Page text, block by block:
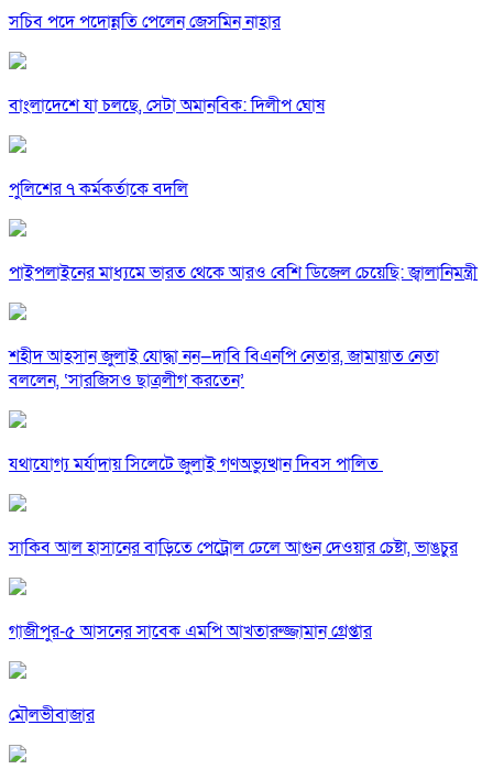
সচিব পদে পদোন্নতি পেলেন জেসমিন নাহার
বাংলাদেশে যা চলছে, সেটা অমানবিক: দিলীপ ঘোষ
পুলিশের ৭ কর্মকর্তাকে বদলি
পাইপলাইনের মাধ্যমে ভারত থেকে আরও বেশি ডিজেল চেয়েছি: জ্বালানিমন্ত্রী
শহীদ আহসান জুলাই যোদ্ধা নন—দাবি বিএনপি নেতার, জামায়াত নেতা
বললেন, ‘সারজিসও ছাত্রলীগ করতেন’
যথাযোগ্য মর্যাদায় সিলেটে জুলাই গণঅভ্যুত্থান দিবস পালিত
সাকিব আল হাসানের বাড়িতে পেট্রোল ঢেলে আগুন দেওয়ার চেষ্টা, ভাঙচুর
গাজীপুর-৫ আসনের সাবেক এমপি আখতারুজ্জামান গ্রেপ্তার
মৌলভীবাজার